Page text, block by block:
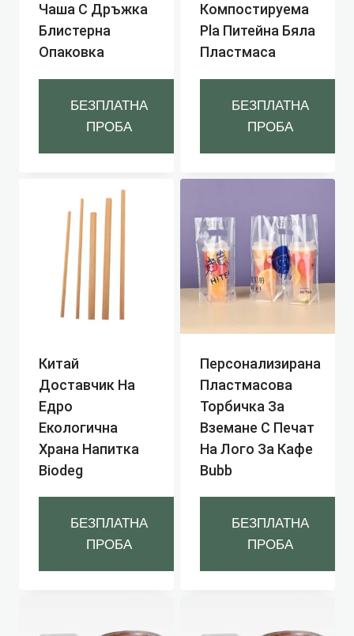
Чаша С Дръжка
Блистерна
Опаковка
БЕЗПЛАТНА
ПРОБА
Компостируема
Pla Питейна Бяла
Пластмаса
БЕЗПЛАТНА
ПРОБА
Китай
Доставчик На
Едро
Екологична
Храна Напитка
Biodeg
БЕЗПЛАТНА
ПРОБА
Персонализирана
Пластмасова
Торбичка За
Вземане С Печат
На Лого За Кафе
Bubb
БЕЗПЛАТНА
ПРОБА